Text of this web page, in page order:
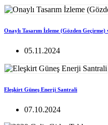
Onaylı Tasarım İzleme (Gözden Geçirme)
05.11.2024
Eleşkirt Güneş Enerji Santrali
07.10.2024